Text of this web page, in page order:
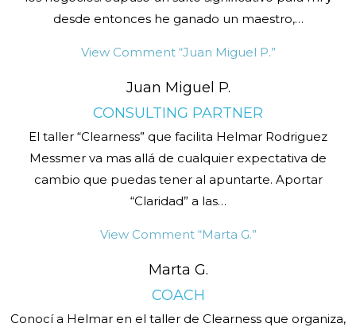
desde entonces he ganado un maestro,…
View Comment“Juan Miguel P.”
Juan Miguel P.
CONSULTING PARTNER
El taller “Clearness” que facilita Helmar Rodriguez
Messmer va mas allá de cualquier expectativa de
cambio que puedas tener al apuntarte. Aportar
“Claridad” a las…
View Comment“Marta G.”
Marta G.
COACH
Conocí a Helmar en el taller de Clearness que organiza,